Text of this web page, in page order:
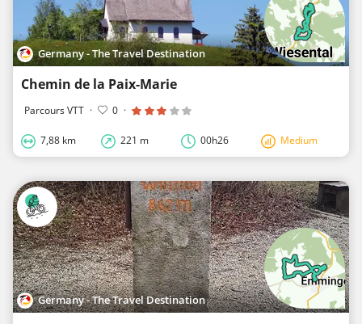
Germany - The Travel Destination
Chemin de la Paix-Marie
Parcours VTT · 0 ·
7,88 km 221 m 00h26 Medium
Germany - The Travel Destination